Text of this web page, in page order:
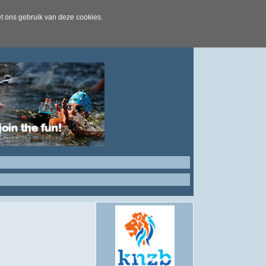
ons gebruik van deze cookies.